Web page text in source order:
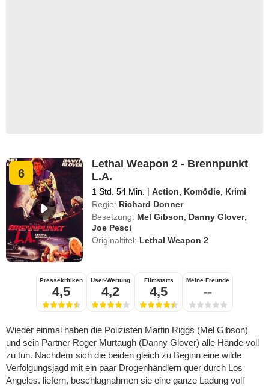
6
Lethal Weapon 2 - Brennpunkt
L.A.
1 Std. 54 Min. | Action Komödie Krimi
Regie: Richard Donner
Besetzung: Mel Gibson Danny Glover,
Joe Pesci
Originaltitel: Lethal Weapon 2
Pressekritiken
4,5
User-Wertung
4,2
Filmstarts
4,5
Meine Freunde
--
Wieder einmal haben die Polizisten Martin Riggs (Mel Gibson)
und sein Partner Roger Murtaugh (Danny Glover) alle Hände voll
zu tun. Nachdem sich die beiden gleich zu Beginn eine wilde
Verfolgungsjagd mit ein paar Drogenhändlern quer durch Los
Angeles. liefern, beschlagnahmen sie eine ganze Ladung voll